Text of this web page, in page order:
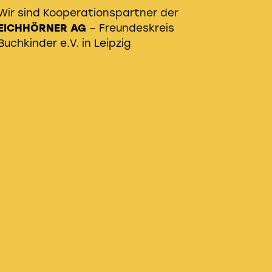
sind Kooperationspartner der
AG – Freundeskreis
e.V. in Leipzig